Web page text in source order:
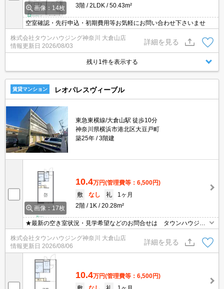
画像：14枚
3階
2LDK 50.43m²
空室確認・先行申込・初期費用等お気軽にお問い合わせ下さいませ
株式会社タウンハウジング神奈川 大倉山店
情報更新日 2026/08/03
詳細を見る
残り1件を表示する
賃貸マンション レオパレスヴィーブル
東急東横線/大倉山駅 徒歩10分
神奈川県横浜市港北区大豆戸町
築25年
3階建
画像：17枚
10.4万円(管理費等：6,500円)
敷
なし 礼
1ヶ月
2階
1K 20.28m²
★最新の空き室状況・見学希望などのお問合せは タウンハウジン
グまでお気軽に♪★
株式会社タウンハウジング神奈川 大倉山店
情報更新日 2026/08/06
詳細を見る
10.4万円(管理費等：6,500円)
敷
なし 礼
1ヶ月